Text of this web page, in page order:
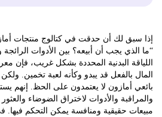
لك أن حدقت في كتالوج منتجات أمازون الذي
يجب أن أبيعه؟ بين الأدوات الرائجة
البدنية المحددة بشكل غريب، فإن معرفة ما
بالفعل قد يبدو وكأنه لعبة تخمين. ولكن لا
أمازون لا يعتمدون على الحظ. إنهم يستخدمون
والأدوات لاختراق الضوضاء والعثور على
حقيقية ومنافسة يمكن التحكم فيها. في هذا